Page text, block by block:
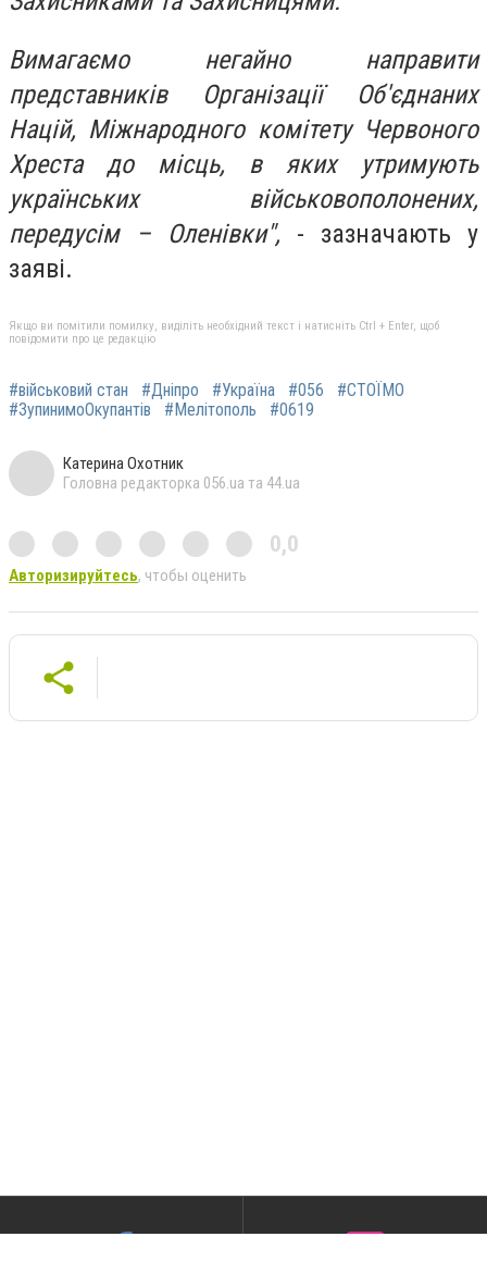
Вимагаємо негайно направити
представників Організації Об'єднаних
Націй, Міжнародного комітету Червоного
Хреста до місць, в яких утримують
українських військовополонених,
передусім – Оленівки", - зазначають у
заяві.
Якщо ви помітили помилку, виділіть необхідний текст і натисніть Ctrl + Enter, щоб
повідомити про це редакцію
#військовий стан #Дніпро #Україна #056
#СТОЇМО
#ЗупинимоОкупантів
#Мелітополь #0619
Катерина Охотник
Головна редакторка 056.ua та 44.ua
0,0
Авторизируйтесь, чтобы оценить